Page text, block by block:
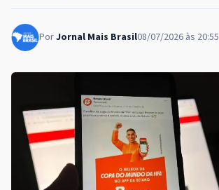
PorJornal Mais Brasil08/07/2026 às 20:55